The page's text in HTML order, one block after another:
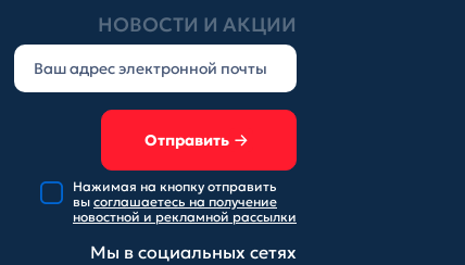
НОВОСТИ И АКЦИИ
Отправить
Нажимая на кнопку отправить
вы соглашаетесь на получение
новостной и рекламной рассылки
Мы в социальных сетях